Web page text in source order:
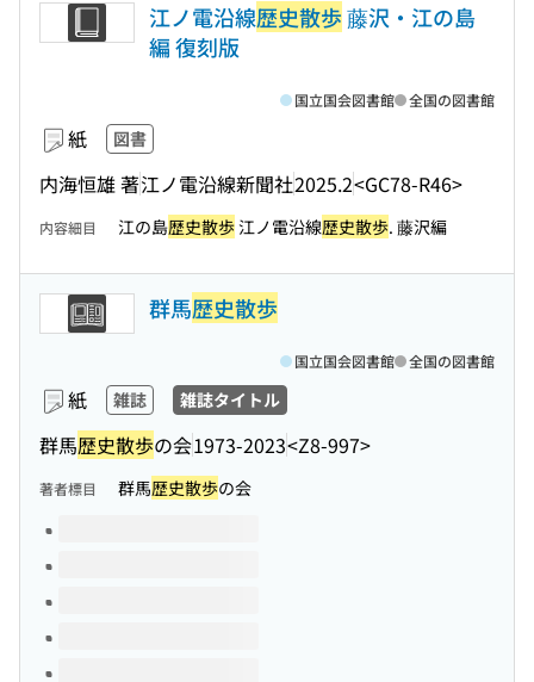
江ノ電沿線歴史散歩藤沢・江の島
編 復刻版
紙 図書
内海恒雄 著江ノ電沿線新聞社2025.2<GC78-R46>
国立国会図書館 全国の図書館
内容細目 江の島歴史散歩江ノ電沿線歴史散歩. 藤沢編
群馬歴史散歩
紙 雑誌 雑誌タイトル
群馬歴史散歩の会1973-2023<Z8-997>
国立国会図書館 全国の図書館
著者標目 群馬歴史散歩の会
このタイトルの巻号